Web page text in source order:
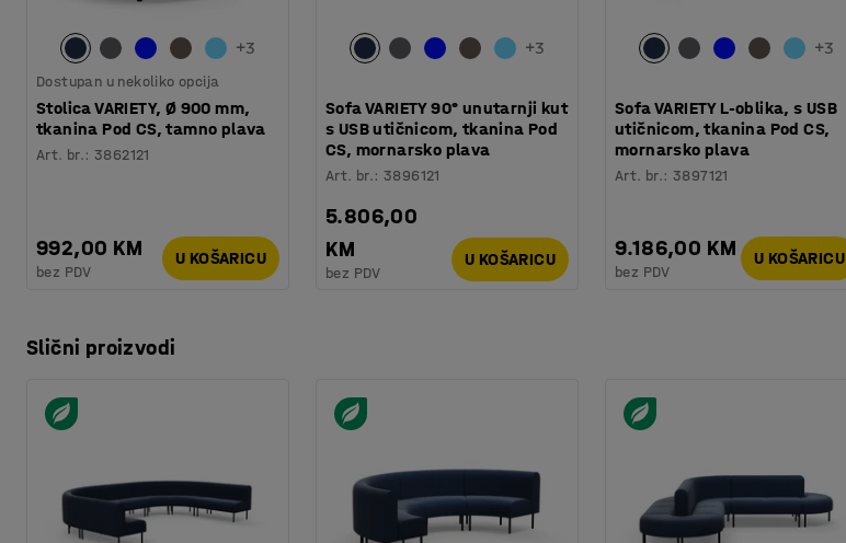
+3
Dostupan u nekoliko opcija
Stolica VARIETY, Ø 900 mm,
tkanina Pod CS, tamno plava
Art. br.:3862121
992,00 KM
bez PDV
U KOŠARICU
+3
Sofa VARIETY 90° unutarnji kut
s USB utičnicom, tkanina Pod
CS, mornarsko plava
Art. br.:3896121
5.806,00
KM
bez PDV
U KOŠARICU
+3
Sofa VARIETY L-oblika, s USB
utičnicom, tkanina Pod CS,
mornarsko plava
Art. br.:3897121
9.186,00 KM
bez PDV
U KOŠARICU
Slični proizvodi